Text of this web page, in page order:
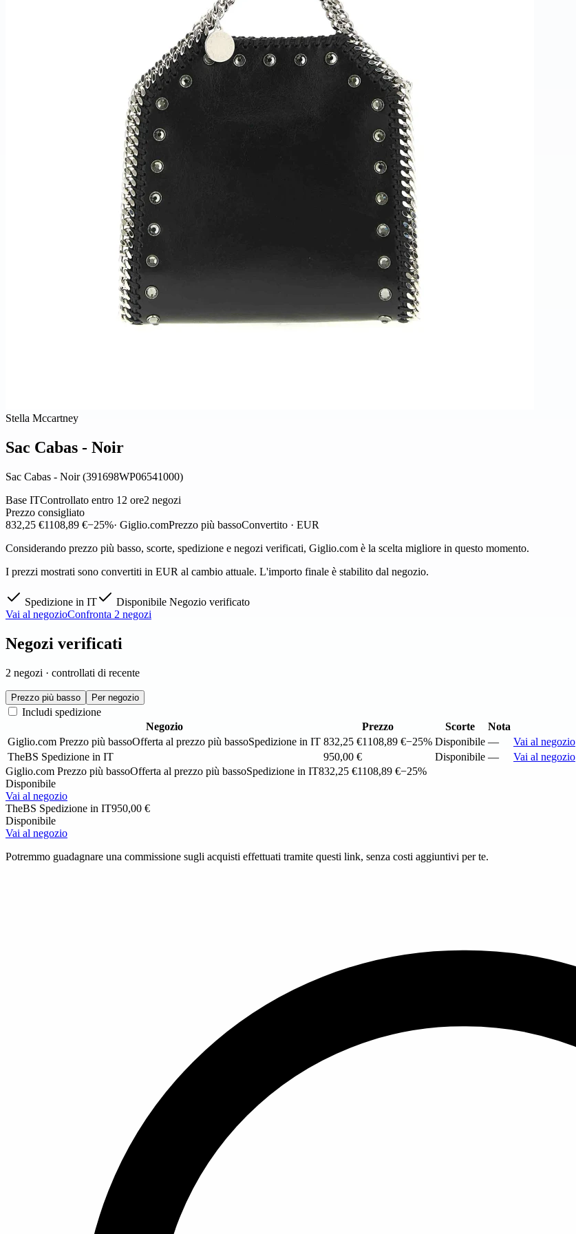
Stella Mccartney
Sac Cabas - Noir
Sac Cabas - Noir (391698WP06541000)
Base ITControllato entro 12 ore2 negozi
Prezzo consigliato
832,25 €1108,89 €−25%· Giglio.comPrezzo più bassoConvertito · EUR
Considerando prezzo più basso, scorte, spedizione e negozi verificati, Giglio.com è la scelta migliore in questo momento.
I prezzi mostrati sono convertiti in EUR al cambio attuale. L'importo finale è stabilito dal negozio.
Spedizione in IT Disponibile Negozio verificato
Vai al negozioConfronta 2 negozi
Negozi verificati
2 negozi · controllati di recente
Prezzo più basso Per negozio
Includi spedizione
Negozio
Prezzo Scorte
Nota
Giglio.com Prezzo più bassoOfferta al prezzo più bassoSpedizione in IT 832,25 €1108,89 €−25% Disponibile —
Vai al negozio
TheBS Spedizione in IT 950,00 € Disponibile —
Vai al negozio
Giglio.com Prezzo più bassoOfferta al prezzo più bassoSpedizione in IT832,25 €1108,89 €−25%
Disponibile
Vai al negozio
TheBS Spedizione in IT950,00 €
Disponibile
Vai al negozio
Potremmo guadagnare una commissione sugli acquisti effettuati tramite questi link, senza costi aggiuntivi per te.